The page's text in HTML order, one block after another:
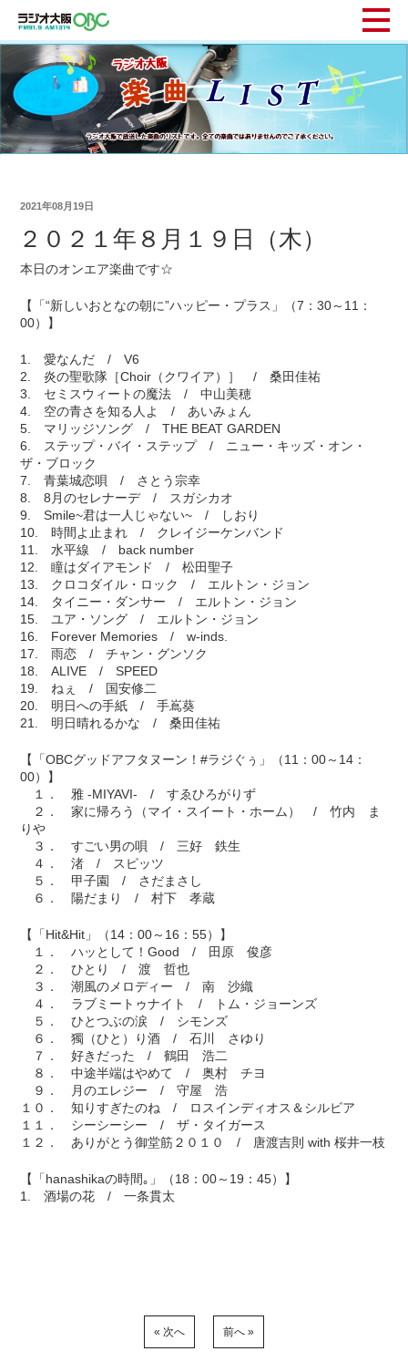
2021年08月19日
２０２１年８月１９日（木）
本日のオンエア楽曲です☆
【「“新しいおとなの朝に”ハッピー・プラス」（7：30～11：
00）】
1. 愛なんだ / V6
2. 炎の聖歌隊［Choir（クワイア）］ / 桑田佳祐
3. セミスウィートの魔法 / 中山美穂
4. 空の青さを知る人よ / あいみょん
5. マリッジソング / THE BEAT GARDEN
6. ステップ・バイ・ステップ / ニュー・キッズ・オン・
ザ・ブロック
7. 青葉城恋唄 / さとう宗幸
8. 8月のセレナーデ / スガシカオ
9. Smile~君は一人じゃない~ / しおり
10. 時間よ止まれ / クレイジーケンバンド
11. 水平線 / back number
12. 瞳はダイアモンド / 松田聖子
13. クロコダイル・ロック / エルトン・ジョン
14. タイニー・ダンサー / エルトン・ジョン
15. ユア・ソング / エルトン・ジョン
16. Forever Memories / w-inds.
17. 雨恋 / チャン・グンソク
18. ALIVE / SPEED
19. ねぇ / 国安修二
20. 明日への手紙 / 手嶌葵
21. 明日晴れるかな / 桑田佳祐
【「OBCグッドアフタヌーン！#ラジぐぅ」（11：00～14：
00）】
１． 雅 -MIYAVI- / すゑひろがりず
２． 家に帰ろう（マイ・スイート・ホーム） / 竹内 ま
りや
３． すごい男の唄 / 三好 鉄生
４． 渚 / スピッツ
５． 甲子園 / さだまさし
６． 陽だまり / 村下 孝蔵
【「Hit&Hit」（14：00～16：55）】
１． ハッとして！Good / 田原 俊彦
２． ひとり / 渡 哲也
３． 潮風のメロディー / 南 沙織
４． ラブミートゥナイト / トム・ジョーンズ
５． ひとつぶの涙 / シモンズ
６． 獨（ひと）り酒 / 石川 さゆり
７． 好きだった / 鶴田 浩二
８． 中途半端はやめて / 奥村 チヨ
９． 月のエレジー / 守屋 浩
１０． 知りすぎたのね / ロスインディオス＆シルビア
１１． シーシーシー / ザ・タイガース
１２． ありがとう御堂筋２０１０ / 唐渡吉則 with 桜井一枝
【「hanashikaの時間｡」（18：00～19：45）】
1. 酒場の花 / 一条貫太
« 次へ 前へ »